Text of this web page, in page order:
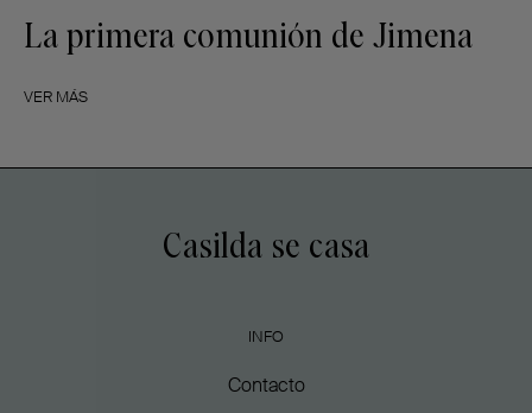
La primera comunión de Jimena
VER MÁS
Casilda se casa
INFO
Contacto